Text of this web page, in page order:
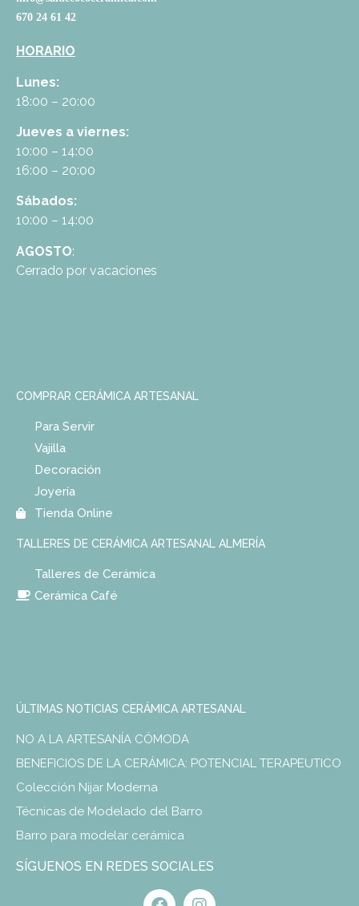
670 24 61 42
HORARIO
Lunes:
18:00 – 20:00
Jueves a viernes:
10:00 – 14:00
16:00 – 20:00
Sábados:
10:00 – 14:00
AGOSTO:
Cerrado por vacaciones
COMPRAR CERÁMICA ARTESANAL
Para Servir
Vajilla
Decoración
Joyería
Tienda Online
TALLERES DE CERÁMICA ARTESANAL ALMERÍA
Talleres de Cerámica
Cerámica Café
ÚLTIMAS NOTICIAS CERÁMICA ARTESANAL
NO A LA ARTESANÍA CÓMODA
BENEFICIOS DE LA CERÁMICA: POTENCIAL TERAPEUTICO
Colección Nijar Moderna
Técnicas de Modelado del Barro
Barro para modelar cerámica
SÍGUENOS EN REDES SOCIALES